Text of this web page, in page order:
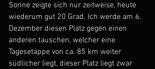
Sonne zeigte sich nur zeitweise, heute
wiederum gut 20 Grad. Ich werde am 6.
Dezember diesen Platz gegen einen
anderen tauschen, welcher eine
Tagesetappe von ca. 85 km weiter
südlicher liegt, dieser Platz liegt zwar